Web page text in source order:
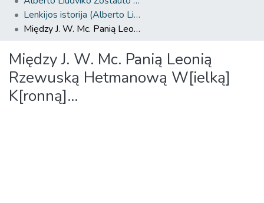
Lenkijos istorija (Alberto Liudviko Zoštauto kolekcija. F273)
Między J. W. Mc. Panią Leonią Rzewuską Hetmanową W[ielką] K[ronną]...
Między J. W. Mc. Panią Leonią
Rzewuską Hetmanową W[ielką]
K[ronną]...